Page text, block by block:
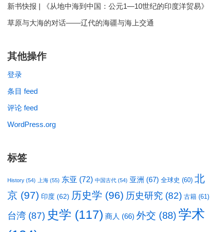
新书快报 | 《从地中海到中国：公元1—10世纪的印度洋贸易》
草原与大海的对话——辽代的海疆与海上交通
其他操作
登录
条目 feed
评论 feed
WordPress.org
标签
History (54) 上海 (55) 东亚 (72) 中国古代 (54) 亚洲 (67) 全球史 (60) 北
京 (97) 印度 (62) 历史学 (96) 历史研究 (82) 古籍 (61)
台湾 (87) 史学 (117) 商人 (66) 外交 (88) 学术